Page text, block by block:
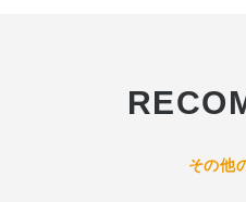
その他